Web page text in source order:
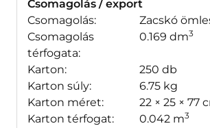
Csomagolás / export
Csomagolás:
Zacskó
Csomagolás
térfogata:
0.169 dm3
Karton:
250 db
Karton súly:
6.75 kg
Karton méret:
22 × 25 × 77
Karton térfogat:
0.042 m3